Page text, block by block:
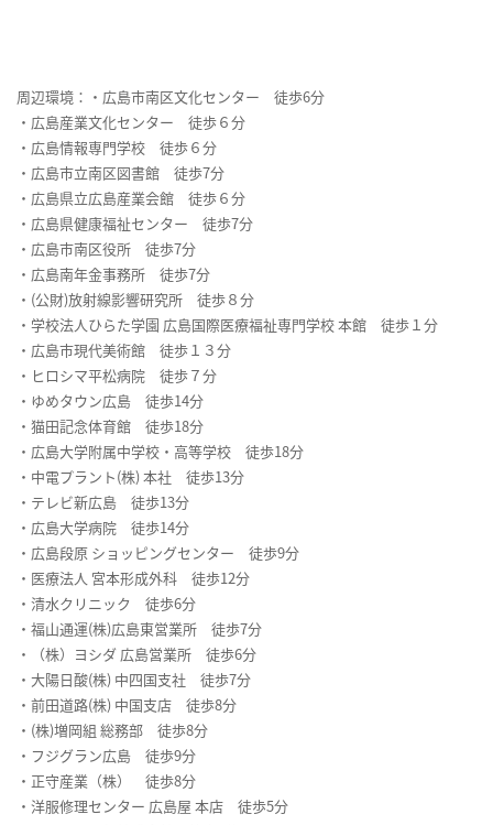
周辺環境：・広島市南区文化センター 徒歩6分
・広島産業文化センター 徒歩６分
・広島情報専門学校 徒歩６分
・広島市立南区図書館 徒歩7分
・広島県立広島産業会館 徒歩６分
・広島県健康福祉センター 徒歩7分
・広島市南区役所 徒歩7分
・広島南年金事務所 徒歩7分
・(公財)放射線影響研究所 徒歩８分
・学校法人ひらた学園 広島国際医療福祉専門学校 本館 徒歩１分
・広島市現代美術館 徒歩１３分
・ヒロシマ平松病院 徒歩７分
・ゆめタウン広島 徒歩14分
・猫田記念体育館 徒歩18分
・広島大学附属中学校・高等学校 徒歩18分
・中電プラント(株) 本社 徒歩13分
・テレビ新広島 徒歩13分
・広島大学病院 徒歩14分
・広島段原 ショッピングセンター 徒歩9分
・医療法人 宮本形成外科 徒歩12分
・清水クリニック 徒歩6分
・福山通運(株)広島東営業所 徒歩7分
・（株）ヨシダ 広島営業所 徒歩6分
・大陽日酸(株) 中四国支社 徒歩7分
・前田道路(株) 中国支店 徒歩8分
・(株)増岡組 総務部 徒歩8分
・フジグラン広島 徒歩9分
・正守産業（株） 徒歩8分
・洋服修理センター 広島屋 本店 徒歩5分